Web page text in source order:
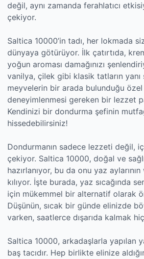
değil, aynı zamanda ferahlatıcı
çekiyor.
Saltica 10000’in tadı, her lokmada
dünyaya götürüyor. İlk çatırtıda,
yoğun aroması damağınızı
vanilya, çilek gibi klasik tatların yanı
meyvelerin bir arada bulunduğu özel
deneyimlenmesi gereken bir lezzet
Kendinizi bir dondurma şefinin
hissedebilirsiniz!
Dondurmanın sadece lezzeti değil,
çekiyor. Saltica 10000, doğal ve
hazırlanıyor, bu da onu yaz
kılıyor. İşte burada, yaz sıcağında
için mükemmel bir alternatif olarak
Düşünün, sıcak bir günde elinizde
varken, saatlerce dışarıda kalmak
Saltica 10000, arkadaşlarla yapılan
baş tacıdır. Hep birlikte elinize